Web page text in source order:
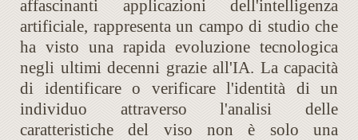
affascinanti applicazioni dell'intelligenza
artificiale, rappresenta un campo di studio che
ha visto una rapida evoluzione tecnologica
negli ultimi decenni grazie all'IA. La capacità
di identificare o verificare l'identità di un
individuo attraverso l'analisi delle
caratteristiche del viso non è solo una